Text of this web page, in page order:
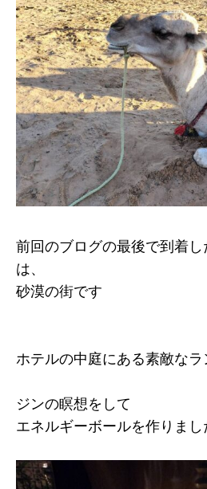
前回のブログの最後で到着し
は、
砂漠の街です
ホテルの中庭にある素敵なラ
ジンの瞑想をして
エネルギーボールを作りまし